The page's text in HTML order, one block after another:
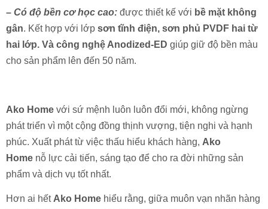
– Có độ bền cơ học cao: được thiết kế với bề mặt không
gân. Kết hợp với lớp sơn tĩnh điện, sơn phủ PVDF hai từ
hai lớp. Và công nghệ Anodized-ED giúp giữ độ bền màu
cho sản phẩm lên đến 50 năm.
Ako Home với sứ mệnh luôn luôn đổi mới, không ngừng
phát triển vì một cộng đồng thịnh vượng, tiện nghi và hạnh
phúc. Xuất phát từ việc thấu hiểu khách hàng, Ako
Home nỗ lực cải tiến, sáng tạo để cho ra đời những sản
phẩm và dịch vụ tốt nhất.
Hơn ai hếtAko Home hiểu rằng, giữa muôn vạn nhãn hàng